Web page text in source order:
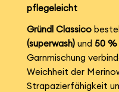
pflegeleicht
Gründl Classico
(superwash)und 50 %
Garnmischung
Weichheit der
Strapazierfähigkeit